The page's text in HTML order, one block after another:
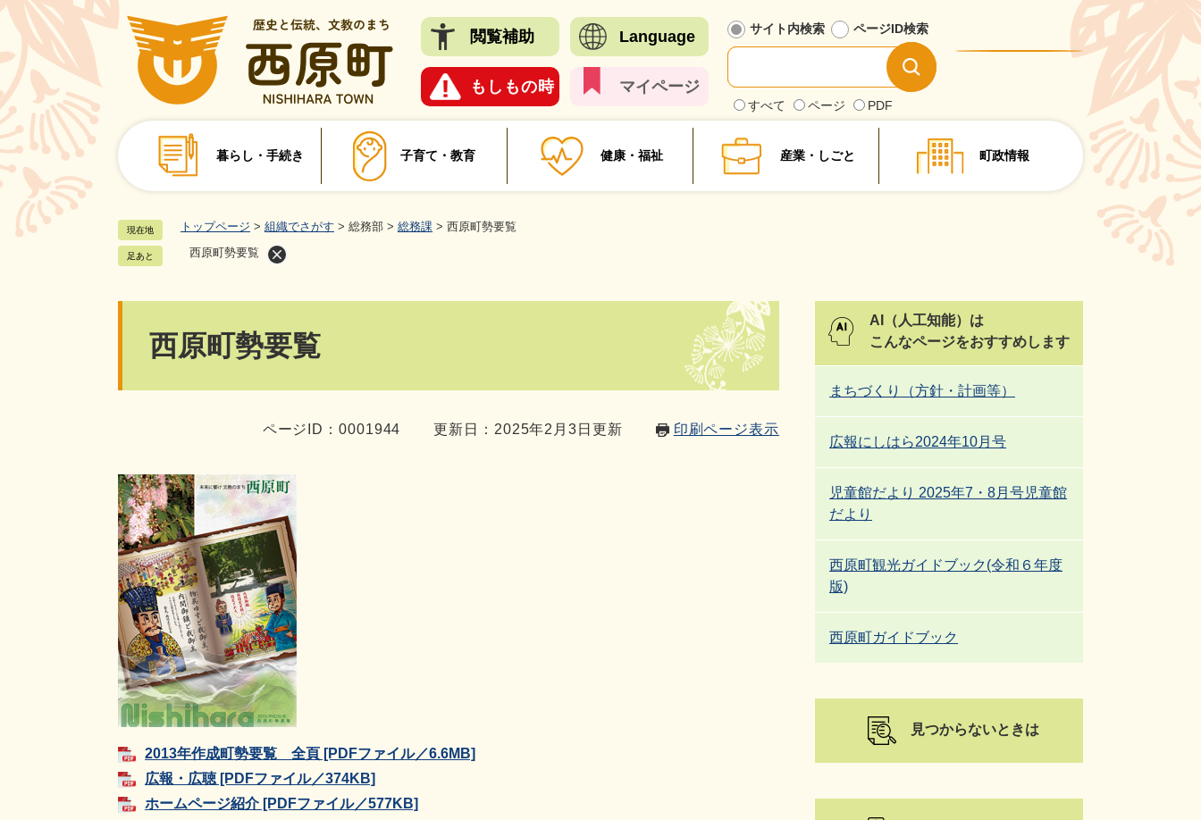
ペ
ジ
先
頭
で
。
閲覧補助 Language
もしもの時 マイページ
サイト内検索
検
索
対
象
すべて ページ PDF
ページID検索
探
暮らし・手続き 子育て・教育 健康・福祉 産業・しごと 町政情報
現在地 トップページ > 組織でさがす > 総務部 > 総務課 > 西原町勢要覧
足あと 西原町勢要覧
西原町勢要覧
ページID：0001944 更新日：2025年2月3日更新 印刷ページ表示
2013年作成町勢要覧 全頁 [PDFファイル／6.6MB]
広報・広聴 [PDFファイル／374KB]
ホームページ紹介 [PDFファイル／577KB]
AI（人工知能）は
こんなページをおすすめします
まちづくり（方針・計画等）
広報にしはら2024年10月号
児童館だより 2025年7・8月号児童館
だより
西原町観光ガイドブック(令和６年度
版)
西原町ガイドブック
見つからないときは